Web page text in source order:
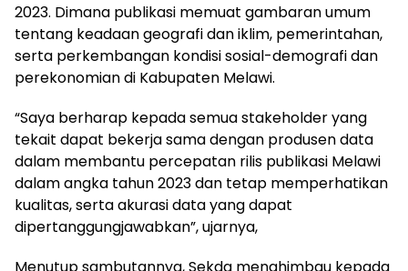
2023. Dimana publikasi memuat gambaran umum
tentang keadaan geografi dan iklim, pemerintahan,
serta perkembangan kondisi sosial-demografi dan
perekonomian di Kabupaten Melawi.
“Saya berharap kepada semua stakeholder yang
tekait dapat bekerja sama dengan produsen data
dalam membantu percepatan rilis publikasi Melawi
dalam angka tahun 2023 dan tetap memperhatikan
kualitas, serta akurasi data yang dapat
dipertanggungjawabkan”, ujarnya,